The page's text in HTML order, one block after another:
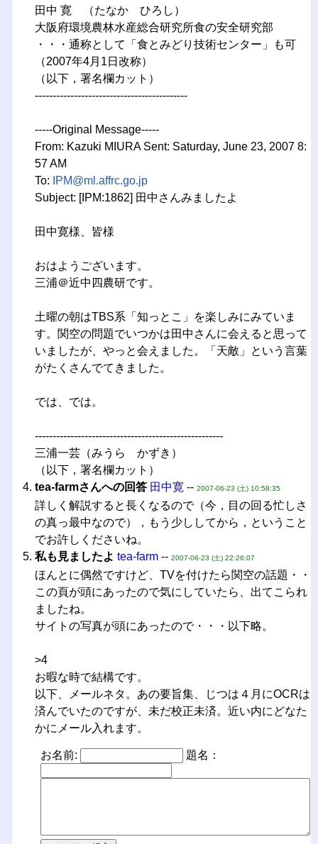
田中 寛 （たなか ひろし）
大阪府環境農林水産総合研究所食の安全研究部
・・・通称として「食とみどり技術センター」も可
（2007年4月1日改称）
（以下，署名欄カット）
-------------------------------------------
-----Original Message-----
From: Kazuki MIURA Sent: Saturday, June 23, 2007 8:
57 AM
To:
IPM@ml.affrc.go.jp
Subject: [IPM:1862] 田中さんみましたよ
田中寛様、皆様
おはようございます。
三浦＠近中四農研です。
土曜の朝はTBS系「知っとこ」を楽しみにみていま
す。関空の問題でいつかは田中さんに会えると思って
いましたが、やっと会えました。「天敵」という言葉
がたくさんでてきました。
では、では。
-----------------------------------------------------
三浦一芸（みうら かずき）
（以下，署名欄カット）
tea-farmさんへの回答 田中寛 -- 2007-06-23 (土) 10:58:35
詳しく解説すると長くなるので（今，目の回る忙しさ
の真っ最中なので），もう少ししてから，ということ
でお許しくださいね。
私も見ましたよ tea-farm-- 2007-06-23 (土) 22:26:07
ほんとに偶然ですけど、TVを付けたら関空の話題・・
この頁が頭にあったので気にしていたら、出てこられ
ましたね。
サイトの写真が頭にあったので・・・以下略。
>4
お暇な時で結構です。
以下、メールネタ。あの要旨集、じつは４月にOCRは
済んでいたのですが、未だ校正未済。近い内にどなた
かにメール入れます。
お名前: 題名：